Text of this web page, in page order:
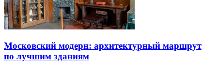
Московский модерн: архитектурный маршрут
по лучшим зданиям